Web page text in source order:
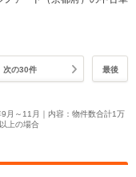
次の30件 最後
月～11月｜内容：物件数合計1万
上の場合